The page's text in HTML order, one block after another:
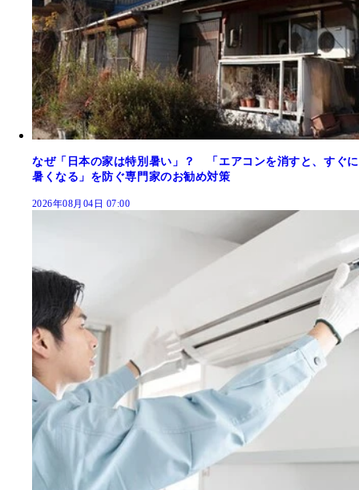
なぜ「日本の家は特別暑い」？ 「エアコンを消すと、すぐに
暑くなる」を防ぐ専門家のお勧め対策
2026年08月04日 07:00